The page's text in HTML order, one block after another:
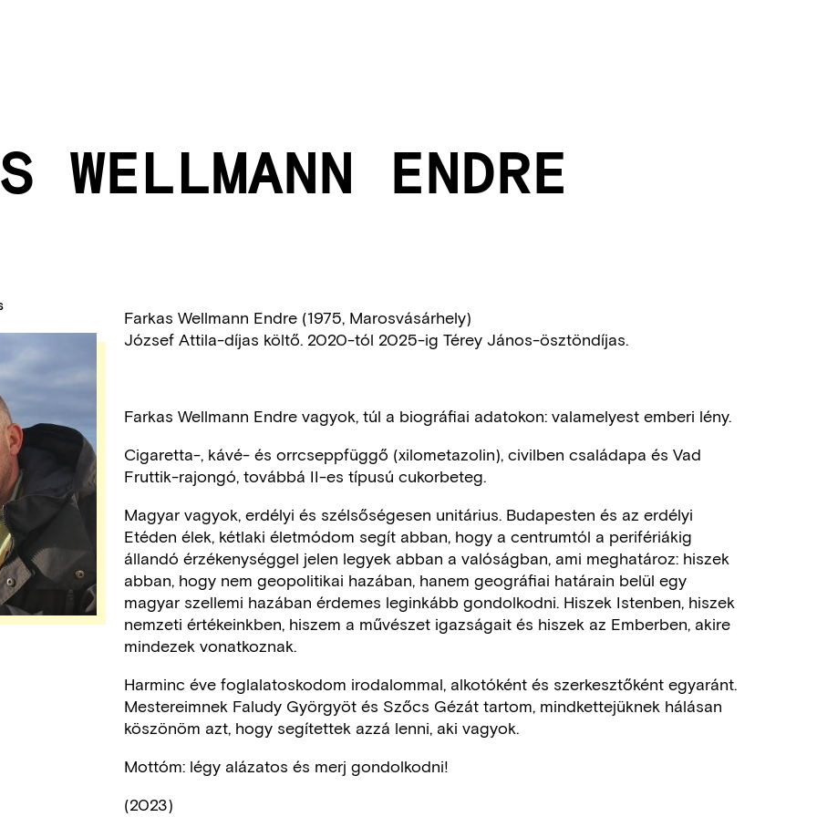
WELLMANN ENDRE
Farkas Wellmann Endre (1975, Marosvásárhely)
József Attila-díjas költő. 2020-tól 2025-ig Térey János-ösztöndíjas.
Farkas Wellmann Endre vagyok, túl a biográfiai adatokon: valamelyest emberi lény.
Cigaretta-, kávé- és orrcseppfüggő (xilometazolin), civilben családapa és Vad
Fruttik-rajongó, továbbá II-es típusú cukorbeteg.
Magyar vagyok, erdélyi és szélsőségesen unitárius. Budapesten és az erdélyi
Etéden élek, kétlaki életmódom segít abban, hogy a centrumtól a perifériákig
állandó érzékenységgel jelen legyek abban a valóságban, ami meghatároz: hiszek
abban, hogy nem geopolitikai hazában, hanem geográfiai határain belül egy
magyar szellemi hazában érdemes leginkább gondolkodni. Hiszek Istenben, hiszek
nemzeti értékeinkben, hiszem a művészet igazságait és hiszek az Emberben, akire
mindezek vonatkoznak.
Harminc éve foglalatoskodom irodalommal, alkotóként és szerkesztőként egyaránt.
Mestereimnek Faludy Györgyöt és Szőcs Gézát tartom, mindkettejüknek hálásan
köszönöm azt, hogy segítettek azzá lenni, aki vagyok.
Mottóm: légy alázatos és merj gondolkodni!
(2023)